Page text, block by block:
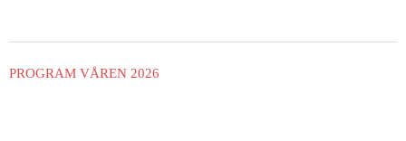
PROGRAM VÅREN 2026